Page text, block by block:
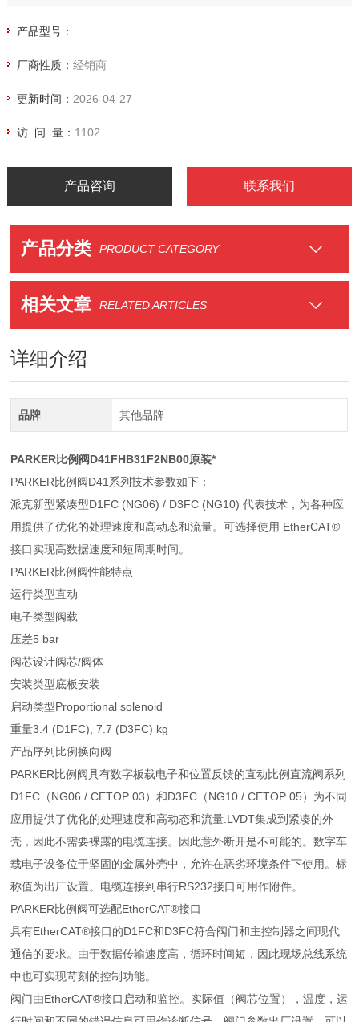
产品型号：
厂商性质： 经销商
更新时间： 2026-04-27
访 问 量： 1102
产品咨询 联系我们
产品分类 PRODUCT CATEGORY
相关文章 RELATED ARTICLES
详细介绍
品牌 其他品牌
PARKER比例阀D41FHB31F2NB00原装*
PARKER比例阀D41系列技术参数如下：
派克新型紧凑型D1FC (NG06) / D3FC (NG10) 代表技术，为各种应
用提供了优化的处理速度和高动态和流量。可选择使用 EtherCAT®
接口实现高数据速度和短周期时间。
PARKER比例阀性能特点
运行类型直动
电子类型阀载
压差5 bar
阀芯设计阀芯/阀体
安装类型底板安装
启动类型Proportional solenoid
重量3.4 (D1FC), 7.7 (D3FC) kg
产品序列比例换向阀
PARKER比例阀具有数字板载电子和位置反馈的直动比例直流阀系列
D1FC（NG06 / CETOP 03）和D3FC（NG10 / CETOP 05）为不同
应用提供了优化的处理速度和高动态和流量.LVDT集成到紧凑的外
壳，因此不需要裸露的电缆连接。因此意外断开是不可能的。数字车
载电子设备位于坚固的金属外壳中，允许在恶劣环境条件下使用。标
称值为出厂设置。电缆连接到串行RS232接口可用作附件。
PARKER比例阀可选配EtherCAT®接口
具有EtherCAT®接口的D1FC和D3FC符合阀门和主控制器之间现代
通信的要求。由于数据传输速度高，循环时间短，因此现场总线系统
中也可实现苛刻的控制功能。
阀门由EtherCAT®接口启动和监控。实际值（阀芯位置），温度，运